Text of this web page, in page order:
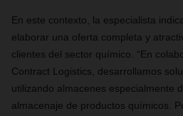
En este contexto, la especialista
elaborar una oferta completa y
clientes del sector químico. “En
Contract Logistics, desarrollamos
utilizando almacenes especialmente
almacenaje de productos químicos.